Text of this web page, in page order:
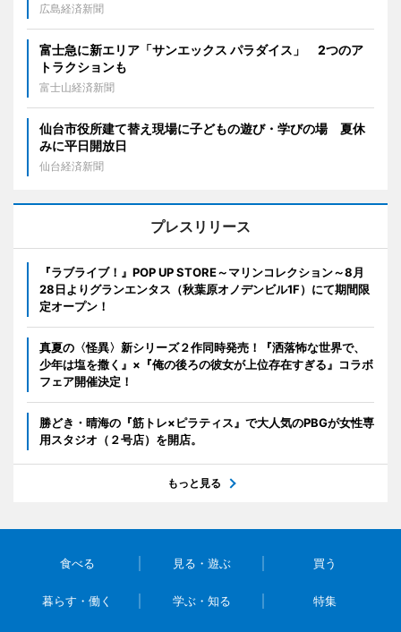
広島経済新聞
富士急に新エリア「サンエックス パラダイス」 2つのア
トラクションも
富士山経済新聞
仙台市役所建て替え現場に子どもの遊び・学びの場 夏休
みに平日開放日
仙台経済新聞
プレスリリース
『ラブライブ！』POP UP STORE～マリンコレクション～8月
28日よりグランエンタス（秋葉原オノデンビル1F）にて期間限
定オープン！
真夏の〈怪異〉新シリーズ２作同時発売！『洒落怖な世界で、
少年は塩を撒く』×『俺の後ろの彼女が上位存在すぎる』コラボ
フェア開催決定！
勝どき・晴海の『筋トレ×ピラティス』で大人気のPBGが女性専
用スタジオ（２号店）を開店。
もっと見る
食べる 見る・遊ぶ 買う
暮らす・働く 学ぶ・知る 特集